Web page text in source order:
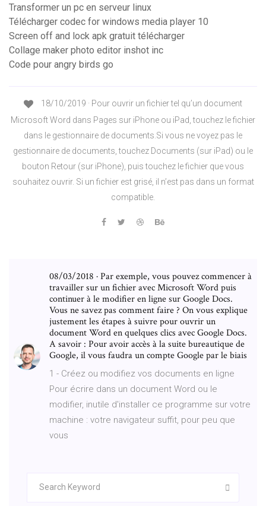
Transformer un pc en serveur linux
Télécharger codec for windows media player 10
Screen off and lock apk gratuit télécharger
Collage maker photo editor inshot inc
Code pour angry birds go
18/10/2019 · Pour ouvrir un fichier tel qu’un document
Microsoft Word dans Pages sur iPhone ou iPad, touchez le fichier
dans le gestionnaire de documents.Si vous ne voyez pas le
gestionnaire de documents, touchez Documents (sur iPad) ou le
bouton Retour (sur iPhone), puis touchez le fichier que vous
souhaitez ouvrir. Si un fichier est grisé, il n’est pas dans un format
compatible.
08/03/2018 · Par exemple, vous pouvez commencer à
travailler sur un fichier avec Microsoft Word puis
continuer à le modifier en ligne sur Google Docs.
Vous ne savez pas comment faire ? On vous explique
justement les étapes à suivre pour ouvrir un
document Word en quelques clics avec Google Docs.
A savoir : Pour avoir accès à la suite bureautique de
Google, il vous faudra un compte Google par le biais
1 - Créez ou modifiez vos documents en ligne
Pour écrire dans un document Word ou le
modifier, inutile d'installer ce programme sur votre
machine : votre navigateur suffit, pour peu que
vous